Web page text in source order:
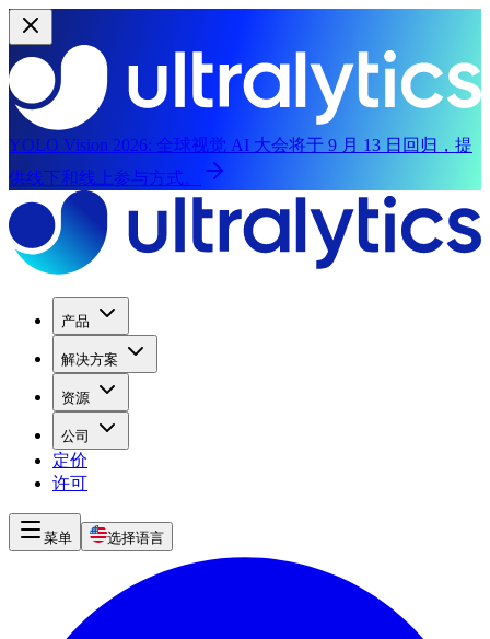
YOLO Vision 2026: 全球视觉 AI 大会将于 9 月 13 日回归，提
供线下和线上参与方式。
产品
解决方案
资源
公司
定价
许可
菜单 选择语言